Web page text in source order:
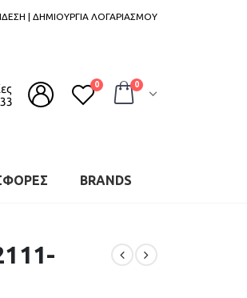
| ΔΗΜΙΟΥΡΓΙΑ ΛΟΓΑΡΙΑΣΜΟΥ
0 0
BRANDS